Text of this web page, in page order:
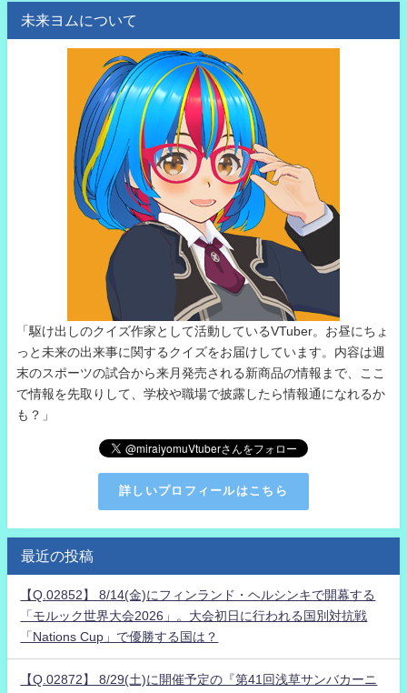
未来ヨムについて
「駆け出しのクイズ作家として活動しているVTuber。お昼にちょ
っと未来の出来事に関するクイズをお届けしています。内容は週
末のスポーツの試合から来月発売される新商品の情報まで、ここ
で情報を先取りして、学校や職場で披露したら情報通になれるか
も？」
詳しいプロフィールはこちら
最近の投稿
【Q.02852】 8/14(金)にフィンランド・ヘルシンキで開幕する
「モルック世界大会2026」。大会初日に行われる国別対抗戦
「Nations Cup」で優勝する国は？
【Q.02872】 8/29(土)に開催予定の『第41回浅草サンバカーニ